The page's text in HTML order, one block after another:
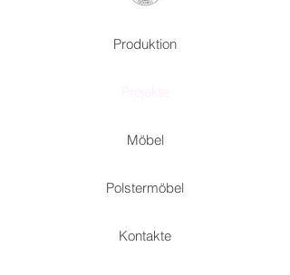
Produktion
Möbel
Polstermöbel
Kontakte